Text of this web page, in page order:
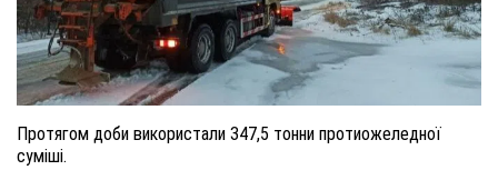
Протягом доби використали 347,5 тонни протиожеледної
суміші.